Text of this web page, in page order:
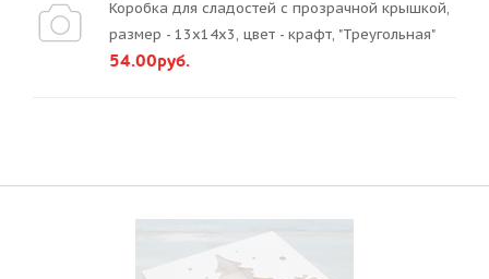
Коробка для сладостей с прозрачной крышкой,
размер - 13х14х3, цвет - крафт, "Треугольная"
54.00руб.